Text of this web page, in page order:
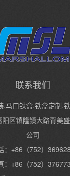
联系我们
,马口铁盒,铁盒定制,
区镇隆镇大路背美
公司
：+86（752）
：+86（752）